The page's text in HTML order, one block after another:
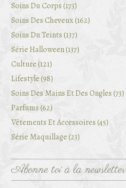
Soins Du Corps (173)
Soins Des Cheveux (162)
Soins Du Teints (137)
Série Halloween (137)
Culture (121)
Lifestyle (98)
Soins Des Mains Et Des Ongles (73)
Parfums (62)
Vêtements Et Accessoires (45)
Série Maquillage (23)
Abonne toi à la newsletter